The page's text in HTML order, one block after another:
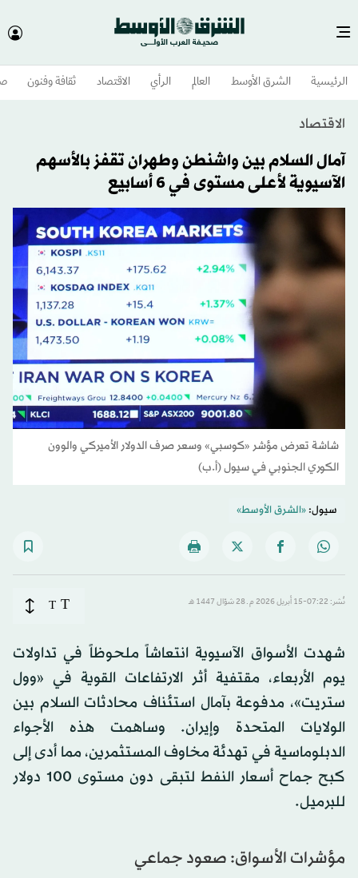
الرئيسية الشرق الأوسط​ العالم الرأي الاقتصاد ثقافة وفنون
الاقتصاد
آمال السلام بين واشنطن وطهران تقفز بالأسهم
الآسيوية لأعلى مستوى في 6 أسابيع
شاشة تعرض مؤشر «كوسبي» وسعر صرف الدولار الأميركي والوون
الكوري الجنوبي في سيول (أ.ب)
سيول:«الشرق الأوسط»
نُشر: 07:22-15 أبريل 2026 م ـ 28 شوّال 1447 هـ T
T
شهدت الأسواق الآسيوية انتعاشاً ملحوظاً في تداولات
يوم الأربعاء، مقتفية أثر الارتفاعات القوية في «وول
ستريت»، مدفوعة بآمال استئناف محادثات السلام بين
الولايات المتحدة وإيران. وساهمت هذه الأجواء
الدبلوماسية في تهدئة مخاوف المستثمرين، مما أدى إلى
كبح جماح أسعار النفط لتبقى دون مستوى 100 دولار
للبرميل.
مؤشرات الأسواق: صعود جماعي